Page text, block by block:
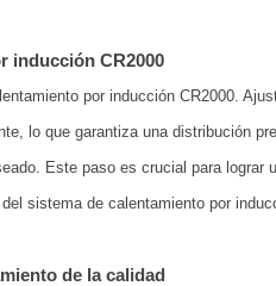
inducción CR2000
por inducción CR2000.
lo que garantiza una distribución
Este paso es crucial para lograr
sistema de calentamiento por
de la calidad